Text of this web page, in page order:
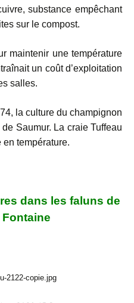
substance empêchant
sur le compost.
maintenir une température
un coût d’exploitation
salles.
la culture du champignon
Saumur. La craie Tuffeau
température.
dans les faluns de
Fontaine